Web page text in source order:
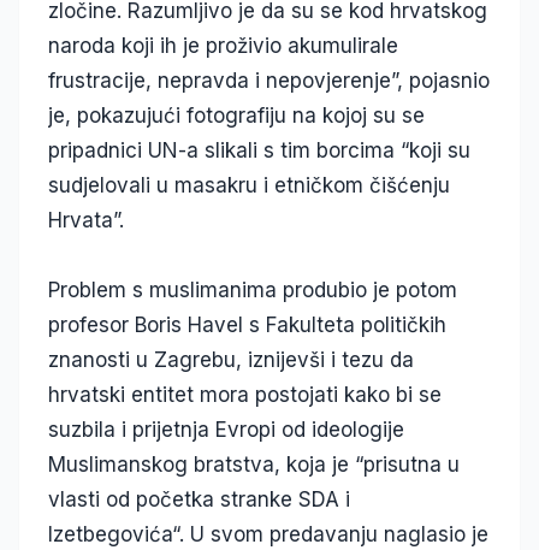
zločine. Razumljivo je da su se kod hrvatskog
naroda koji ih je proživio akumulirale
frustracije, nepravda i nepovjerenje”, pojasnio
je, pokazujući fotografiju na kojoj su se
pripadnici UN-a slikali s tim borcima “koji su
sudjelovali u masakru i etničkom čišćenju
Hrvata”.
Problem s muslimanima produbio je potom
profesor Boris Havel s Fakulteta političkih
znanosti u Zagrebu, iznijevši i tezu da
hrvatski entitet mora postojati kako bi se
suzbila i prijetnja Evropi od ideologije
Muslimanskog bratstva, koja je “prisutna u
vlasti od početka stranke SDA i
Izetbegovića“. U svom predavanju naglasio je